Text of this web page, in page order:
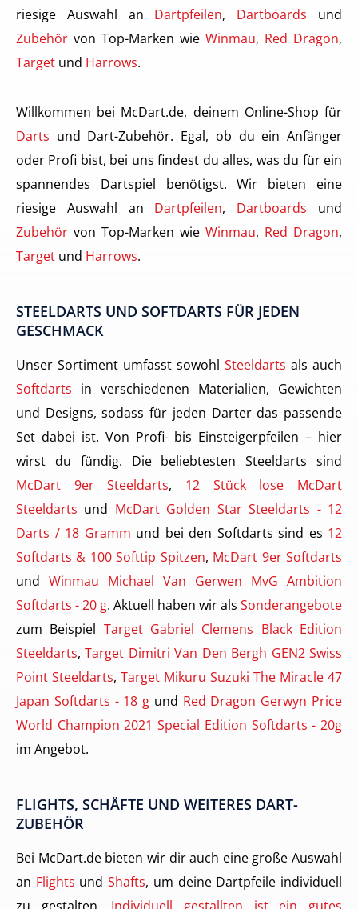
riesige Auswahl an Dartpfeilen, Dartboards und
Zubehör von Top-Marken wie Winmau, Red Dragon,
Target und Harrows.
Willkommen bei McDart.de, deinem Online-Shop für
Darts und Dart-Zubehör. Egal, ob du ein Anfänger
oder Profi bist, bei uns findest du alles, was du für ein
spannendes Dartspiel benötigst. Wir bieten eine
riesige Auswahl an Dartpfeilen, Dartboards und
Zubehör von Top-Marken wie Winmau, Red Dragon,
Target und Harrows.
STEELDARTS UND SOFTDARTS FÜR JEDEN
GESCHMACK
Unser Sortiment umfasst sowohl Steeldarts als auch
Softdarts in verschiedenen Materialien, Gewichten
und Designs, sodass für jeden Darter das passende
Set dabei ist. Von Profi- bis Einsteigerpfeilen – hier
wirst du fündig. Die beliebtesten Steeldarts sind
McDart 9er Steeldarts, 12 Stück lose McDart
Steeldarts und McDart Golden Star Steeldarts - 12
Darts / 18 Gramm und bei den Softdarts sind es 12
Softdarts & 100 Softtip Spitzen, McDart 9er Softdarts
und Winmau Michael Van Gerwen MvG Ambition
Softdarts - 20 g. Aktuell haben wir als Sonderangebote
zum Beispiel Target Gabriel Clemens Black Edition
Steeldarts,Target Dimitri Van Den Bergh GEN2 Swiss
Point Steeldarts, Target Mikuru Suzuki The Miracle 47
Japan Softdarts - 18 g und Red Dragon Gerwyn Price
World Champion 2021 Special Edition Softdarts - 20g
im Angebot.
FLIGHTS, SCHÄFTE UND WEITERES DART-
ZUBEHÖR
Bei McDart.de bieten wir dir auch eine große Auswahl
an Flights undShafts, um deine Dartpfeile individuell
zu gestalten. Individuell gestallten ist ein gutes